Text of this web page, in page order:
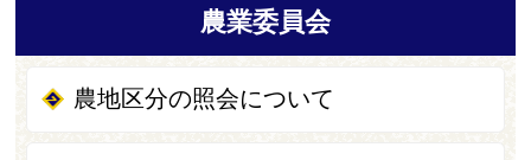
農業委員会
農地区分の照会について